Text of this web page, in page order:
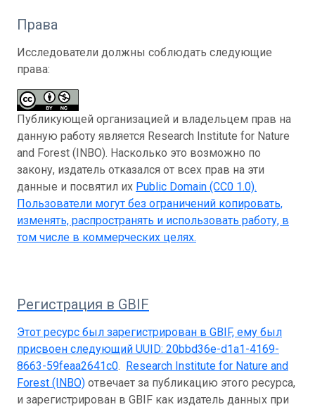
Права
Исследователи должны соблюдать следующие
права:
Публикующей организацией и владельцем прав на
данную работу является Research Institute for Nature
and Forest (INBO). Насколько это возможно по
закону, издатель отказался от всех прав на эти
данные и посвятил их Public Domain (CC0 1.0).
Пользователи могут без ограничений копировать,
изменять, распространять и использовать работу, в
том числе в коммерческих целях.
Регистрация в GBIF
Этот ресурс был зарегистрирован в GBIF, ему был
присвоен следующий UUID: 20bbd36e-d1a1-4169-
8663-59feaa2641c0. Research Institute for Nature and
Forest (INBO) отвечает за публикацию этого ресурса,
и зарегистрирован в GBIF как издатель данных при